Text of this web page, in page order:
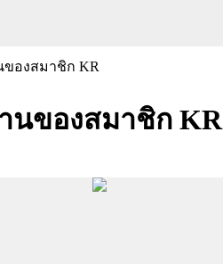
นของสมาชิก KR